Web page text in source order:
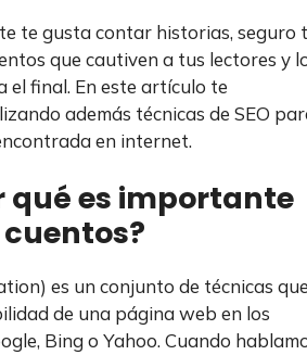
te gusta contar historias, seguro
que cautiven a tus lectores y
el final. En este artículo te
además técnicas de SEO
en internet.
qué es importante
es un conjunto de técnicas
de una página web en los
Bing o Yahoo. Cuando